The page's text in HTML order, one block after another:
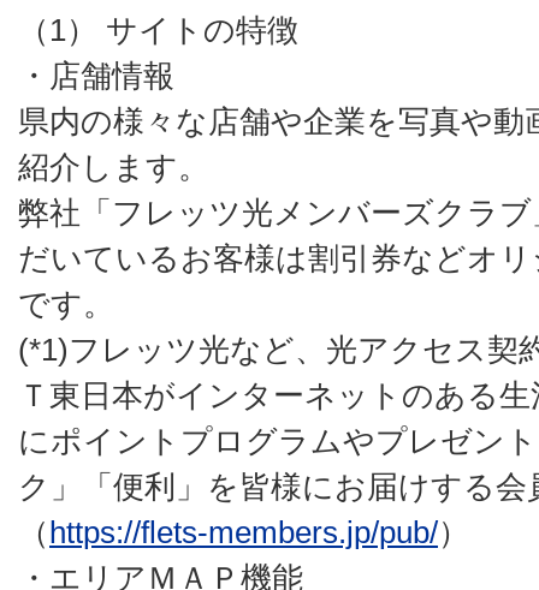
（1） サイトの特徴
・店舗情報
県内の様々な店舗や企業を写真や
紹介します。
弊社「フレッツ光メンバーズクラ
だいているお客様は割引券などオ
です。
(*1)フレッツ光など、光アクセス契
Ｔ東日本がインターネットのある
にポイントプログラムやプレゼン
ク」「便利」を皆様にお届けする
（ https://flets-members.jp/pub/）
・エリアＭＡＰ機能